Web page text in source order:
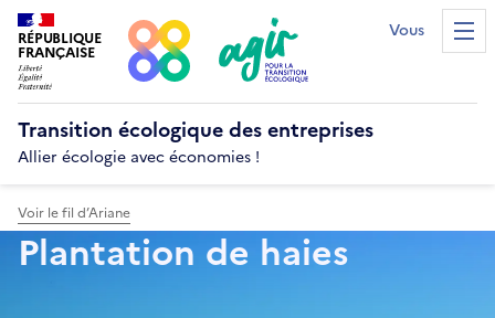
RÉPUBLIQUE
FRANÇAISE
Vous êtes...?
Transition écologiquedes entreprises
Allier écologie avec économies !
Voir le fil d’Ariane
Plantation de haies